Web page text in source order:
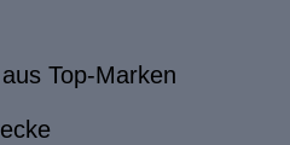
Top-Marken